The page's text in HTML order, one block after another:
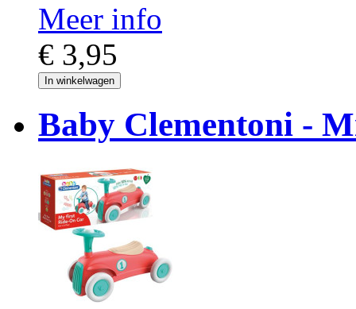
Meer info
€ 3,95
In winkelwagen
Baby Clementoni -